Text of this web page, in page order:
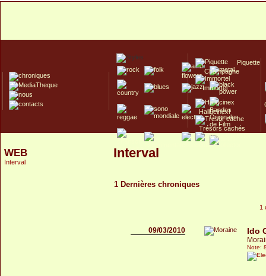
Piquette
Champagne
Immortel
Hallucinex!
Trésors cachés
Culte/Collector
WEB
Interval
Interval
1 Dernières chroniques
1
09/03/2010 Ido
Note: